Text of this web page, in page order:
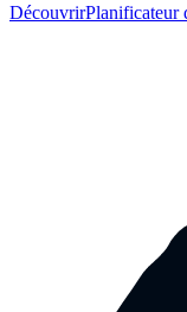
DécouvrirPlanificateur